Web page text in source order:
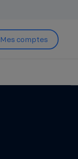
Mes comptes